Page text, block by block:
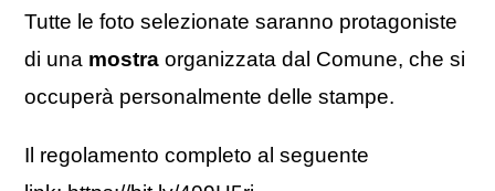
Tutte le foto selezionate saranno protagoniste
di una mostra organizzata dal Comune, che si
occuperà personalmente delle stampe.
Il regolamento completo al seguente